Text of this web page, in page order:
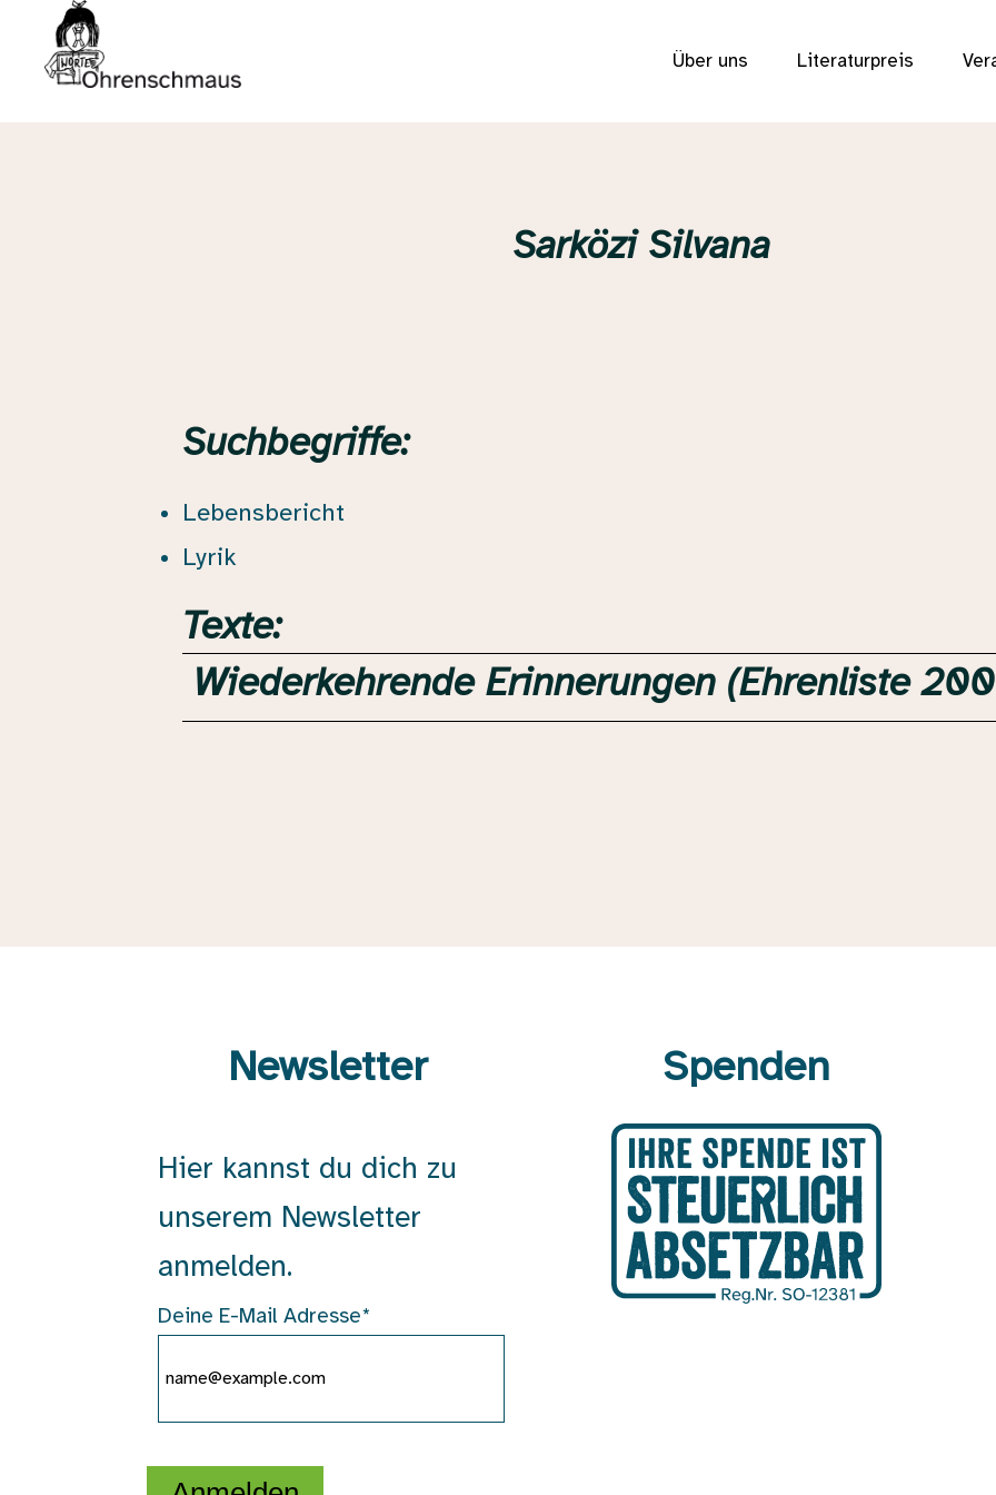
Über uns Literaturpreis
Sarközi Silvana
Suchbegriffe:
Lebensbericht
Lyrik
Texte:
Wiederkehrende Erinnerungen (Ehrenliste
Newsletter
Hier kannst du dich zu
unserem Newsletter
anmelden.
Deine E-Mail Adresse*
Spenden